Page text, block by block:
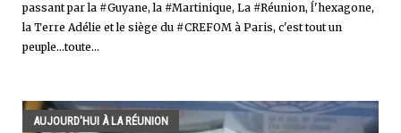
passant par la #Guyane, la #Martinique, La #Réunion, ĺ'hexagone,
la Terre Adélie et le siège du #CREFOM à Paris, c'est tout un
peuple...toute...
AUJOURD'HUI À LA RÉUNION